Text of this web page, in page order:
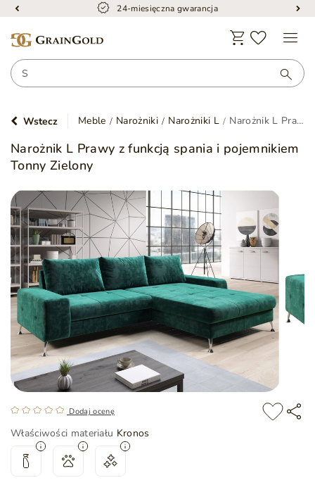
24-miesięczna gwarancja
Wstecz Meble Narożniki Narożniki L Narożnik L Prawy z funkcją spania i pojemnikiem Tonny Zielony
Narożnik L Prawy z funkcją spania i pojemnikiem
Tonny Zielony
Dodaj ocenę
Właściwości materiału Kronos